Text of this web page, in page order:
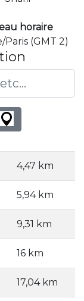
horaire
Paris (GMT 2)
4,47 km
5,94 km
9,31 km
16 km
17,04 km